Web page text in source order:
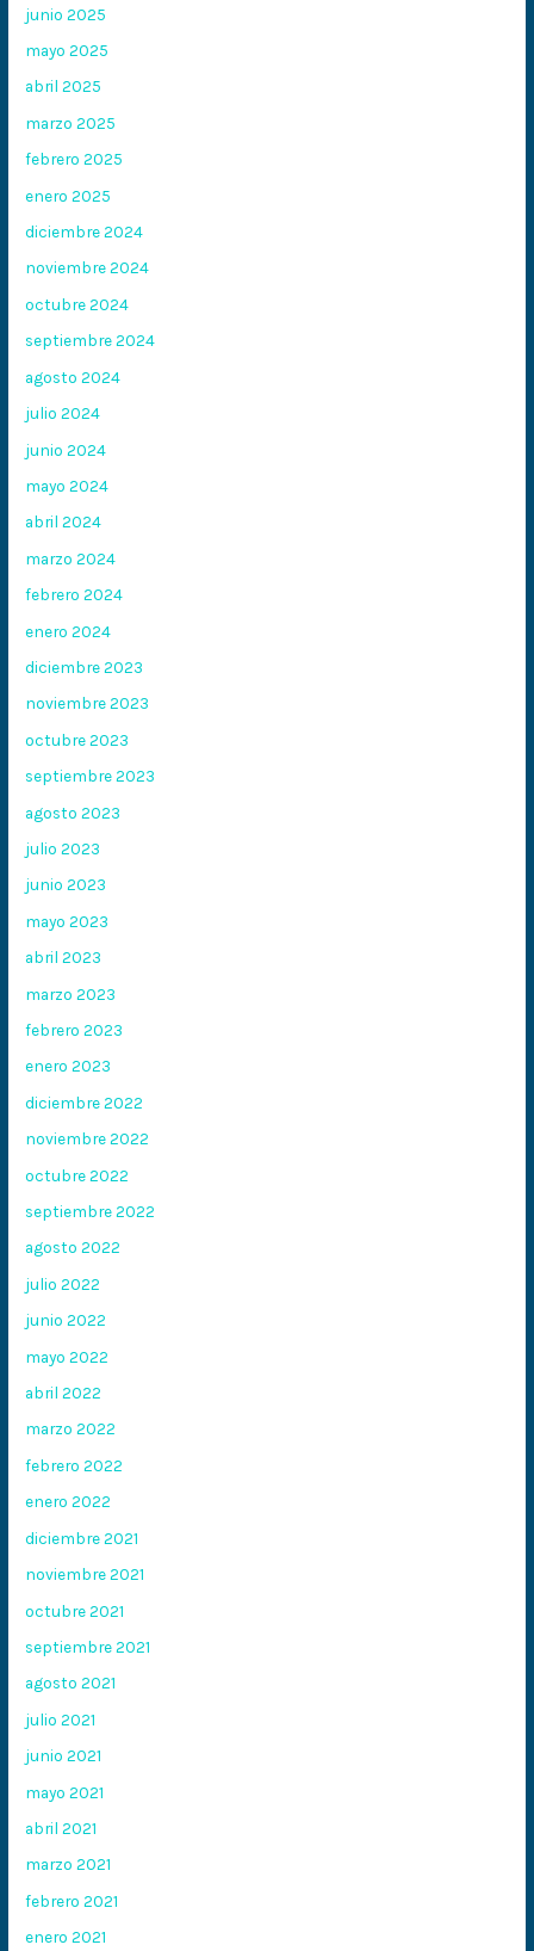
junio 2025
mayo 2025
abril 2025
marzo 2025
febrero 2025
enero 2025
diciembre 2024
noviembre 2024
octubre 2024
septiembre 2024
agosto 2024
julio 2024
junio 2024
mayo 2024
abril 2024
marzo 2024
febrero 2024
enero 2024
diciembre 2023
noviembre 2023
octubre 2023
septiembre 2023
agosto 2023
julio 2023
junio 2023
mayo 2023
abril 2023
marzo 2023
febrero 2023
enero 2023
diciembre 2022
noviembre 2022
octubre 2022
septiembre 2022
agosto 2022
julio 2022
junio 2022
mayo 2022
abril 2022
marzo 2022
febrero 2022
enero 2022
diciembre 2021
noviembre 2021
octubre 2021
septiembre 2021
agosto 2021
julio 2021
junio 2021
mayo 2021
abril 2021
marzo 2021
febrero 2021
enero 2021